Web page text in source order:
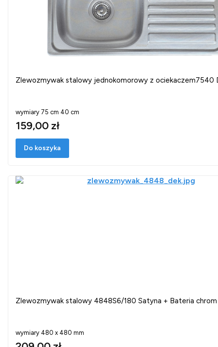
Zlewozmywak stalowy jednokomorowy z ociekaczem7540
wymiary 75 cm 40 cm
159,00 zł
Do koszyka
Zlewozmywak stalowy 4848S6/180 Satyna + Bateria chrom
wymiary 480 x 480 mm